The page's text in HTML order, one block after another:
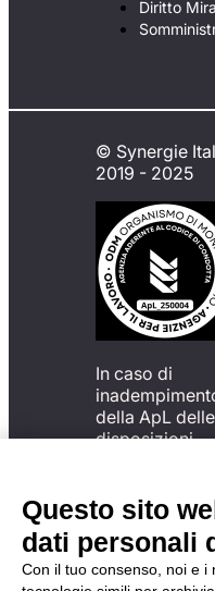
Diritto
© Synergie
2019 - 2025
In caso di
della ApL delle
disposizioni
possibile
reclamo
all’Organismo
Monitoraggio
una delle
Questo sito
dati personali
Con il tuo consenso, noi e i